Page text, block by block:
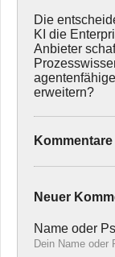
Die
KI die
Anbieter
erweitern?
Kommentare
Neuer
Name oder
Dein Name oder